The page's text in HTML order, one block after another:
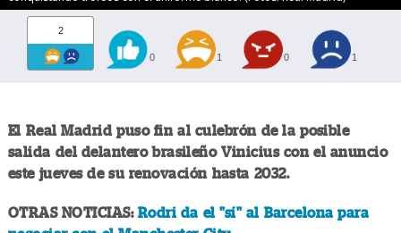
2
0 1 0 1
El Real Madrid puso fin al culebrón de la posible
salida del delantero brasileño Vinicius con el anuncio
este jueves de su renovación hasta 2032.
OTRAS NOTICIAS: Rodri da el "sí" al Barcelona para